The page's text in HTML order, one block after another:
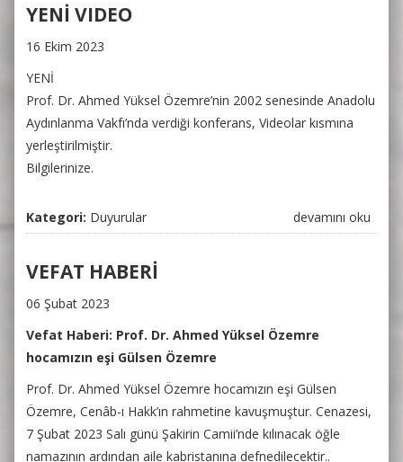
YENİ VIDEO
16 Ekim 2023
YENİ
Prof. Dr. Ahmed Yüksel Özemre’nin 2002 senesinde Anadolu
Aydınlanma Vakfı’nda verdiği konferans,Videolar kısmına
yerleştirilmiştir.
Bilgilerinize.
Kategori: Duyurular
YENİ VIDEO
hakkında
devamını oku
VEFAT HABERİ
06 Şubat 2023
Vefat Haberi: Prof. Dr. Ahmed Yüksel Özemre
hocamızın eşi Gülsen Özemre
Prof. Dr. Ahmed Yüksel Özemre hocamızın eşi Gülsen
Özemre, Cenâb-ı Hakk’ın rahmetine kavuşmuştur. Cenazesi,
7 Şubat 2023 Salı günü Şakirin Camii’nde kılınacak öğle
namazının ardından aile kabristanına defnedilecektir..